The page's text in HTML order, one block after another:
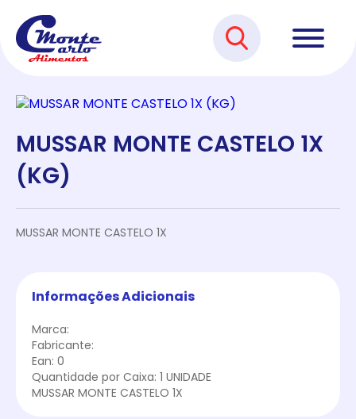
MUSSAR MONTE CASTELO 1X
(KG)
MUSSAR MONTE CASTELO 1X
Informações Adicionais
Marca:
Fabricante:
Ean: 0
Quantidade por Caixa: 1 UNIDADE
MUSSAR MONTE CASTELO 1X